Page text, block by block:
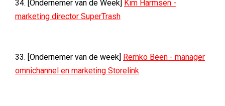
34. [Ondernemer van de Week] Kim Harmsen -
marketing director SuperTrash
33. [Ondernemer van de week] Remko Been - manager
omnichannel en marketing Storelink